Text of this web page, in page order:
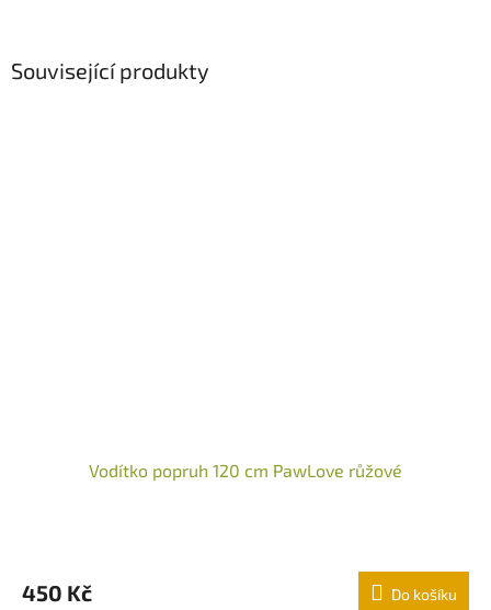
Související produkty
Vodítko popruh 120 cm PawLove růžové
450 Kč Do košíku